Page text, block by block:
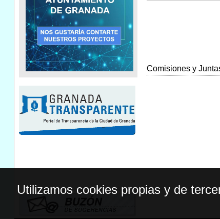
Comisiones y
Utilizamos cookies propias y de